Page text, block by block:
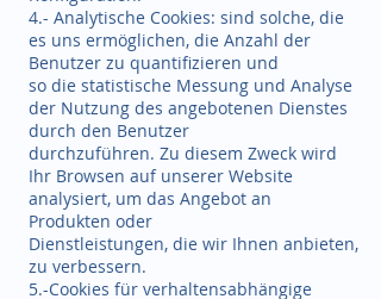
4.- Analytische Cookies: sind solche, die
es uns ermöglichen, die Anzahl der
Benutzer zu quantifizieren und
so die statistische Messung und Analyse
der Nutzung des angebotenen Dienstes
durch den Benutzer
durchzuführen. Zu diesem Zweck wird
Ihr Browsen auf unserer Website
analysiert, um das Angebot an
Produkten oder
Dienstleistungen, die wir Ihnen anbieten,
zu verbessern.
5.-Cookies für verhaltensabhängige